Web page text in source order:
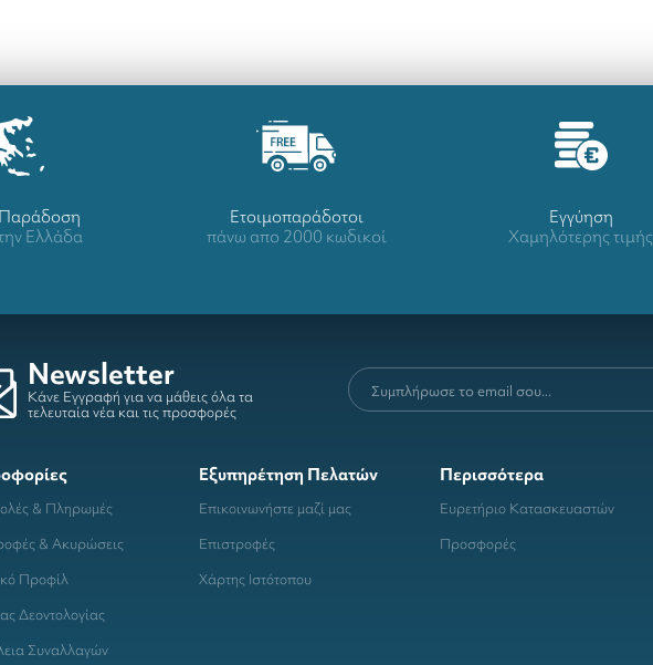
Ελλάδα
Ετοιμοπαράδοτοι
πάνω απο 2000 κωδικοί
Eγγύηση
Χαμηλότερης τιμής
Newsletter
Κάνε Εγγραφή για να μάθεις όλα τα
τελευταία νέα και τις προσφορές
& Πληρωμές
& Ακυρώσεις
Προφίλ
Δεοντολογίας
Συναλλαγών
Εξυπηρέτηση Πελατών
Επικοινωνήστε μαζί μας
Επιστροφές
Χάρτης Ιστότοπου
Περισσότερα
Ευρετήριο Κατασκευαστών
Προσφορές